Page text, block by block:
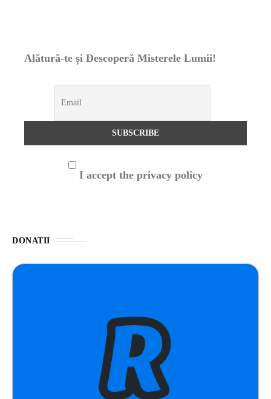
Alătură-te și Descoperă Misterele Lumii!
I accept the privacy policy
DONATII